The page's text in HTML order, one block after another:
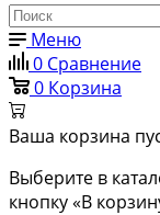
Меню
0 Сравнение
0 Корзина
Ваша корзина
Выберите в
кнопку «В